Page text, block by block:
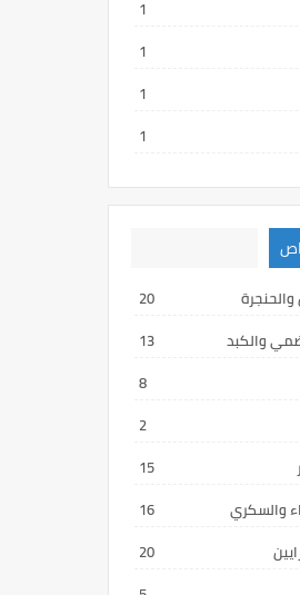
1
1
1
1
والحنجرة
20
والكبد
13
8
2
15
والسكري
16
20